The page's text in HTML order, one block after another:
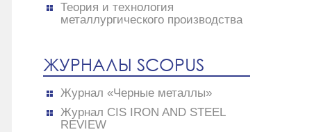
Теория и технология
металлургического производства
ЖУРНАЛЫ SCOPUS
Журнал «Черные металлы»
Журнал CIS IRON AND STEEL
REVIEW